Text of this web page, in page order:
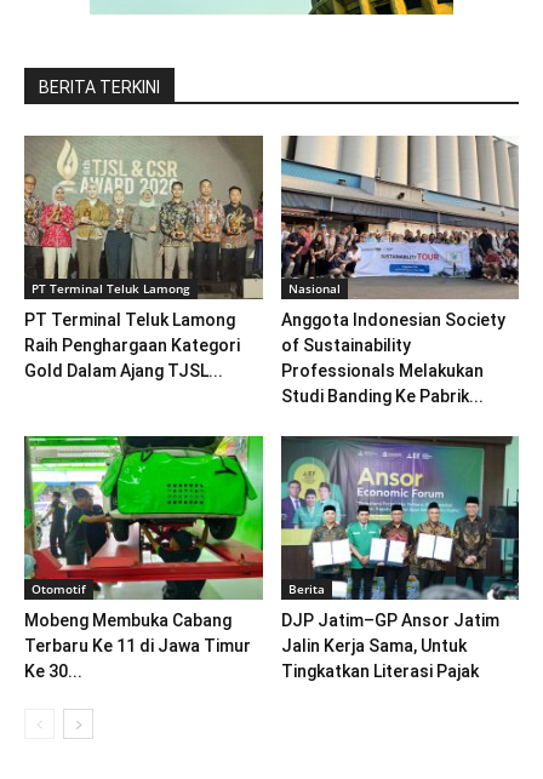
BERITA TERKINI
PT Terminal Teluk Lamong
PT Terminal Teluk Lamong
Raih Penghargaan Kategori
Gold Dalam Ajang TJSL...
Nasional
Anggota Indonesian Society
of Sustainability
Professionals Melakukan
Studi Banding Ke Pabrik...
Otomotif
Mobeng Membuka Cabang
Terbaru Ke 11 di Jawa Timur
Ke 30...
Berita
DJP Jatim–GP Ansor Jatim
Jalin Kerja Sama, Untuk
Tingkatkan Literasi Pajak